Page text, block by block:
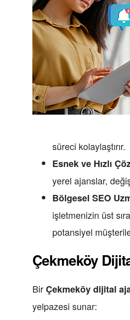
süreci kolaylaştırır.
Esnek ve Hızlı
yerel ajanslar,
Bölgesel SEO
işletmenizin üst
potansiyel
Çekmeköy
BirÇekmeköy dijital
yelpazesi sunar: